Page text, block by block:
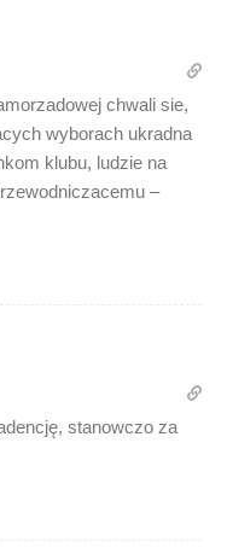
chwali sie,
wyborach ukradna
klubu, ludzie na
–
stanowczo za